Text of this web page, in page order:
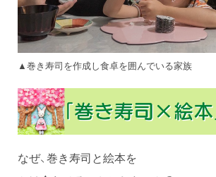
▲巻き寿司を作成し食卓を囲んでいる家族
なぜ、巻き寿司と絵本を